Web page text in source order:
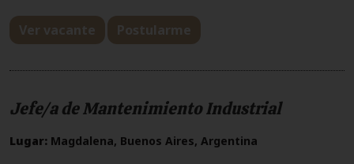
Ver vacante Postularme
Jefe/a de Mantenimiento Industrial
Lugar: Magdalena, Buenos Aires, Argentina